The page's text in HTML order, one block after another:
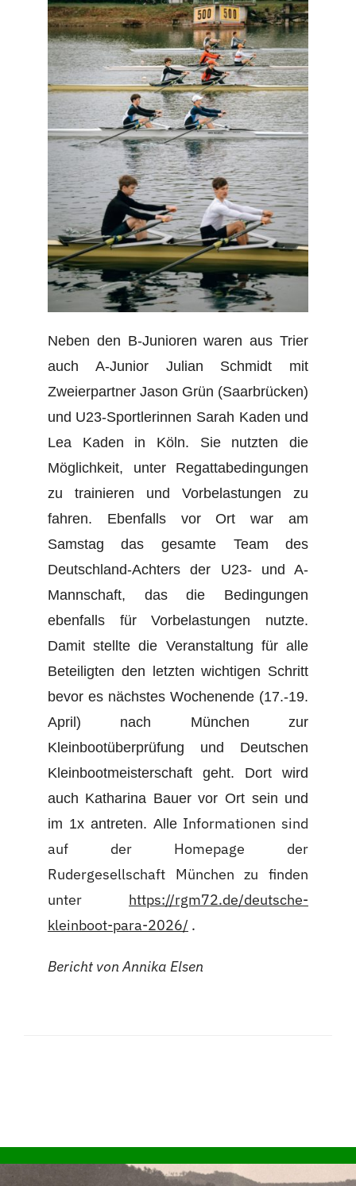
Neben den B-Junioren waren aus Trier
auch A-Junior Julian Schmidt mit
Zweierpartner Jason Grün (Saarbrücken)
und U23-Sportlerinnen Sarah Kaden und
Lea Kaden in Köln. Sie nutzten die
Möglichkeit, unter Regattabedingungen
zu trainieren und Vorbelastungen zu
fahren. Ebenfalls vor Ort war am
Samstag das gesamte Team des
Deutschland-Achters der U23- und A-
Mannschaft, das die Bedingungen
ebenfalls für Vorbelastungen nutzte.
Damit stellte die Veranstaltung für alle
Beteiligten den letzten wichtigen Schritt
bevor es nächstes Wochenende (17.-19.
April) nach München zur
Kleinbootüberprüfung und Deutschen
Kleinbootmeisterschaft geht. Dort wird
auch Katharina Bauer vor Ort sein und
im 1x antreten. AlleInformationen sind
auf der Homepage der
Rudergesellschaft München zu finden
unter https://rgm72.de/deutsche-
kleinboot-para-2026/ .
Bericht von Annika Elsen